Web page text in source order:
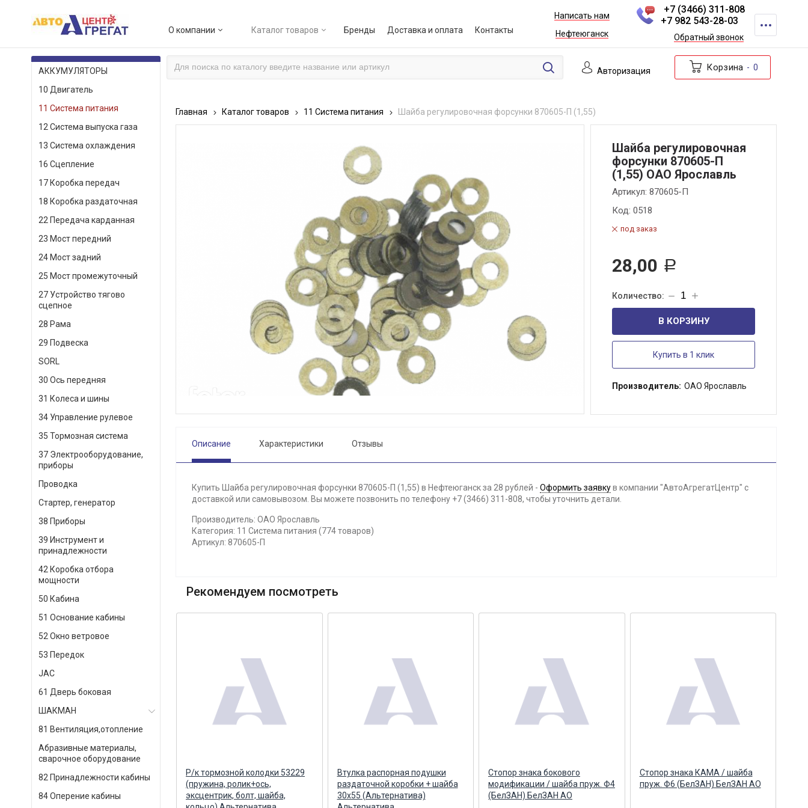
О компании Каталог товаров Бренды Доставка и оплата Контакты
Написать нам
Нефтеюганск
+7 (3466) 311-808
+7 982 543-28-03
Обратный звонок
КАТАЛОГ ТОВАРОВ Авторизация Корзина 0
АККУМУЛЯТОРЫ
10 Двигатель
11 Система питания
12 Система выпуска газа
13 Система охлаждения
16 Сцепление
17 Коробка передач
18 Коробка раздаточная
22 Передача карданная
23 Мост передний
24 Мост задний
25 Мост промежуточный
27 Устройство тягово
сцепное
28 Рама
29 Подвеска
SORL
30 Ось передняя
31 Колеса и шины
34 Управление рулевое
35 Тормозная система
37 Электрооборудование,
приборы
Проводка
Стартер, генератор
38 Приборы
39 Инструмент и
принадлежности
42 Коробка отбора
мощности
50 Кабина
51 Основание кабины
52 Окно ветровое
53 Передок
JAC
61 Дверь боковая
ШАКМАН
81 Вентиляция,отопление
Абразивные материалы,
сварочное оборудование
82 Принадлежности кабины
84 Оперение кабины
Главная Каталог товаров 11 Система питания Шайба регулировочная форсунки 870605-П (1,55)
Шайба регулировочная
форсунки 870605-П
(1,55) ОАО Ярославль
Артикул: 870605-П
Код: 0518
под заказ
28,00 Р
В КОРЗИНУ
Купить в 1 клик
Производитель: ОАО Ярославль
Описание Характеристики Отзывы
Купить Шайба регулировочная форсунки 870605-П (1,55) в Нефтеюганск за 28 рублей - Оформить заявкув компании "АвтоАгрегатЦентр" с
доставкой или самовывозом. Вы можете позвонить по телефону +7 (3466) 311-808, чтобы уточнить детали.
Производитель: ОАО Ярославль
Категория: 11 Система питания (774 товаров)
Артикул: 870605-П
Рекомендуем посмотреть
Прокладка шайба
регулировочная S=1,25 mm ZF
ZF, ГЕРМАНИЯ
Р/к тормозной колодки 53229
(пружина, ролик+ось,
эксцентрик, болт, шайба,
Втулка распорная подушки
раздаточной коробки + шайба
30х55 (Альтернатива)
Стопор знака бокового
модификации / шайба пруж. Ф4
(БелЗАН) БелЗАН АО
Стопор знака КАМА / шайба
пруж. Ф6 (БелЗАН) БелЗАН АО